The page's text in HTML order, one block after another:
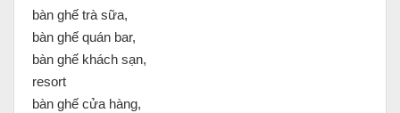
bàn ghế trà sữa,
bàn ghế quán bar,
bàn ghế khách sạn,
resort
bàn ghế cửa hàng,